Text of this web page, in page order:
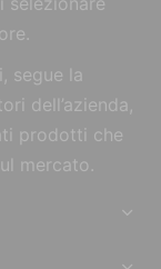
segue la
dell’azienda,
prodotti che
mercato.